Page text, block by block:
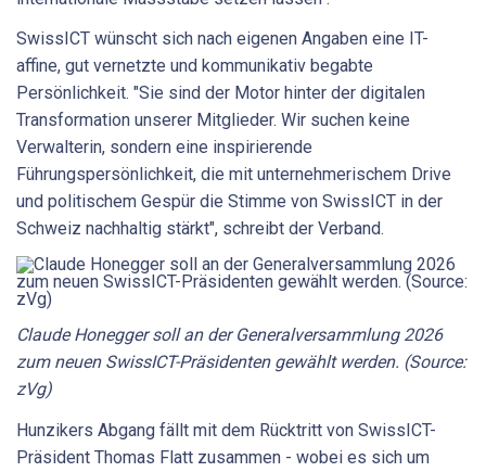
SwissICT wünscht sich nach eigenen Angaben eine IT-
affine, gut vernetzte und kommunikativ begabte
Persönlichkeit. "Sie sind der Motor hinter der digitalen
Transformation unserer Mitglieder. Wir suchen keine
Verwalterin, sondern eine inspirierende
Führungspersönlichkeit, die mit unternehmerischem Drive
und politischem Gespür die Stimme von SwissICT in der
Schweiz nachhaltig stärkt", schreibt der Verband.
Claude Honegger soll an der Generalversammlung 2026
zum neuen SwissICT-Präsidenten gewählt werden. (Source:
zVg)
Hunzikers Abgang fällt mit dem Rücktritt von SwissICT-
Präsident Thomas Flatt zusammen - wobei es sich um